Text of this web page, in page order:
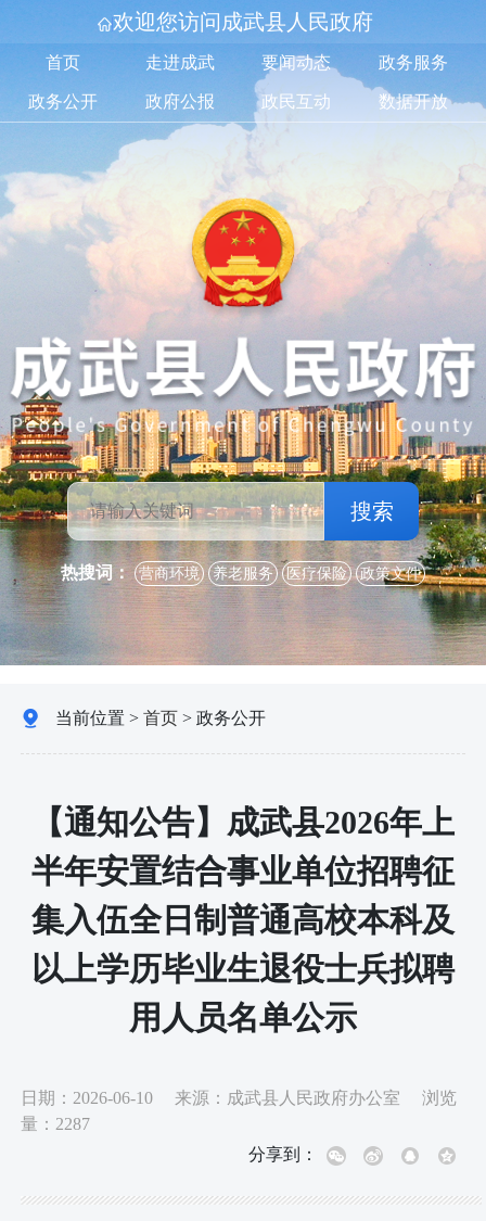
欢迎您访问成武县人民政府
首页 走进成武 要闻动态 政务服务
政务公开 政府公报 政民互动 数据开放
搜索
热搜词： 营商环境 养老服务 医疗保险 政策文件
当前位置 >首页 >政务公开
【通知公告】成武县2026年上
半年安置结合事业单位招聘征
集入伍全日制普通高校本科及
以上学历毕业生退役士兵拟聘
用人员名单公示
日期： 2026-06-10 来源： 成武县人民政府办公室 浏览
量： 2287
分享到：